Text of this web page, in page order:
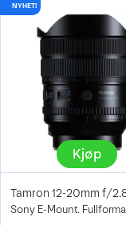
Kjøp
Tamron 12-20mm f/
Sony E-Mount.